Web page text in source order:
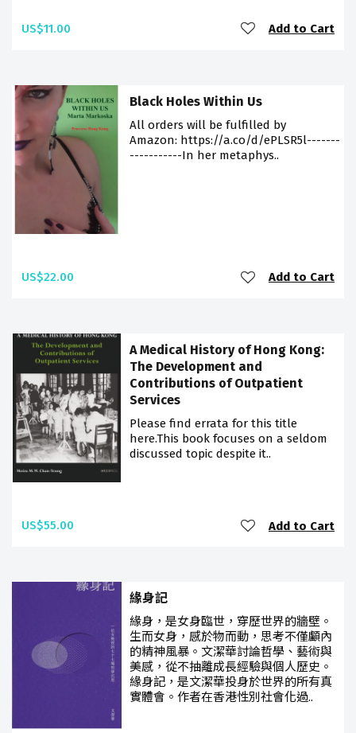
US$11.00 Add to Cart
Black Holes Within Us
All orders will be fulfilled by
Amazon: https://a.co/d/ePLSR5l-------
-----------In her metaphys..
US$22.00 Add to Cart
A Medical History of Hong Kong:
The Development and
Contributions of Outpatient
Services
Please find errata for this title
here.This book focuses on a seldom
discussed topic despite it..
US$55.00 Add to Cart
緣身記
緣身，是女身臨世，穿歷世界的牆壁。
生而女身，感於物而動，思考不僅顱內
的精神風暴。文潔華討論哲學、藝術與
美感，從不抽離成長經驗與個人歷史。
緣身記，是文潔華投身於世界的所有真
實體會。作者在香港性別社會化過..